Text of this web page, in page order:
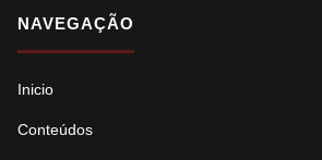
NAVEGAÇÃO
Inicio
Conteúdos